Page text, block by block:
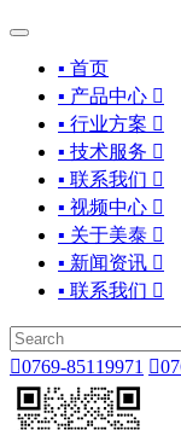
▪ 首页
▪ 产品中心 
▪ 行业方案 
▪ 技术服务 
▪ 联系我们 
▪ 视频中心 
▪ 关于美泰 
▪ 新闻资讯 
▪ 联系我们 
0769-85119971 